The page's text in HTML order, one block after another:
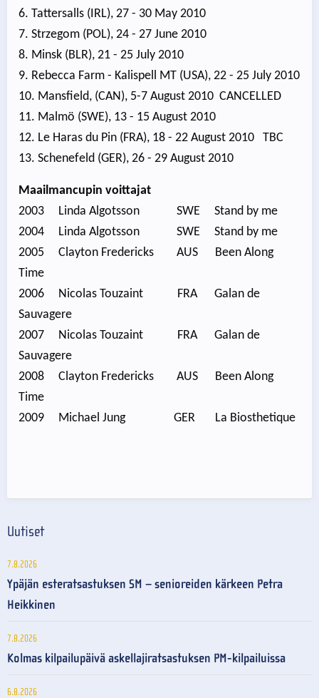
6. Tattersalls (IRL), 27 - 30 May 2010
7. Strzegom (POL), 24 - 27 June 2010
8. Minsk (BLR), 21 - 25 July 2010
9. Rebecca Farm - Kalispell MT (USA), 22 - 25 July 2010
10. Mansfield, (CAN), 5-7 August 2010 CANCELLED
11. Malmö (SWE), 13 - 15 August 2010
12. Le Haras du Pin (FRA), 18 - 22 August 2010 TBC
13. Schenefeld (GER), 26 - 29 August 2010
Maailmancupin voittajat
2003 Linda Algotsson SWE Stand by me
2004 Linda Algotsson SWE Stand by me
2005 Clayton Fredericks AUS Been Along
Time
2006 Nicolas Touzaint FRA Galan de
Sauvagere
2007 Nicolas Touzaint FRA Galan de
Sauvagere
2008 Clayton Fredericks AUS Been Along
Time
2009 Michael Jung GER La Biosthetique
Uutiset
7.8.2026
Ypäjän esteratsastuksen SM – senioreiden kärkeen Petra
Heikkinen
7.8.2026
Kolmas kilpailupäivä askellajiratsastuksen PM-kilpailuissa
6.8.2026